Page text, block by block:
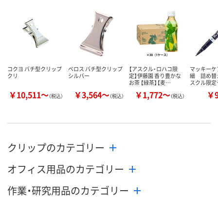
コクヨ バチ型クリップ
クリ
￥10,511～（税込）
ベロス バチ型クリップ
シルバー
￥3,564～（税込）
【アスクル・ロハコ限
定】伊藤園 香り豊かな
お茶 【緑茶】【麦…
￥1,772～（税込）
マッキー
細 詰め替
スクル限
￥
クリップのカテゴリー
オフィス用品のカテゴリー
作業・研究用品のカテゴリー